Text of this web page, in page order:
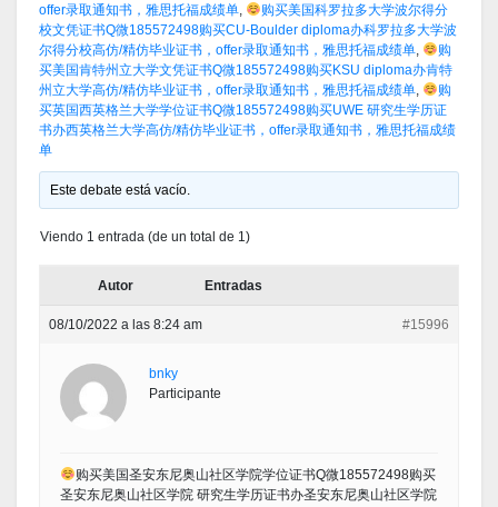
offer录取通知书，雅思托福成绩单,
购买美国科罗拉多大学波尔得分
校文凭证书Q微185572498购买CU-Boulder diploma办科罗拉多大学波
尔得分校高仿/精仿毕业证书，offer录取通知书，雅思托福成绩单,
购
买美国肯特州立大学文凭证书Q微185572498购买KSU diploma办肯特
州立大学高仿/精仿毕业证书，offer录取通知书，雅思托福成绩单,
购
买英国西英格兰大学学位证书Q微185572498购买UWE 研究生学历证
书办西英格兰大学高仿/精仿毕业证书，offer录取通知书，雅思托福成绩
单
Este debate está vacío.
Viendo 1 entrada (de un total de 1)
Autor Entradas
08/10/2022 a las 8:24 am #15996
bnky
Participante
购买美国圣安东尼奥山社区学院学位证书Q微185572498购买
圣安东尼奥山社区学院 研究生学历证书办圣安东尼奥山社区学院